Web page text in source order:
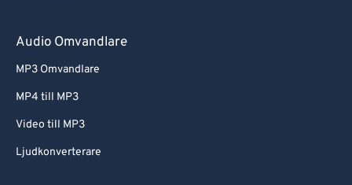
Audio Omvandlare
MP3 Omvandlare
MP4 till MP3
Video till MP3
Ljudkonverterare